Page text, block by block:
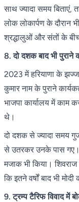
साथ ज्यादा समय बिताएं,
लोक लोकार्पण के दौरान
श्रद्धालुओं और संतों के
8. दो दशक बाद भी पुराने
2023 में हरियाणा के
कुमार नाम के पुराने
भाजपा कार्यालय में काम
थे।
दो दशक से ज्यादा समय
से उतरकर उनके पास गए।
मजाक भी किया।
कि इतने वर्षों बाद भी
9. ट्रम्प टैरिफ विवाद में